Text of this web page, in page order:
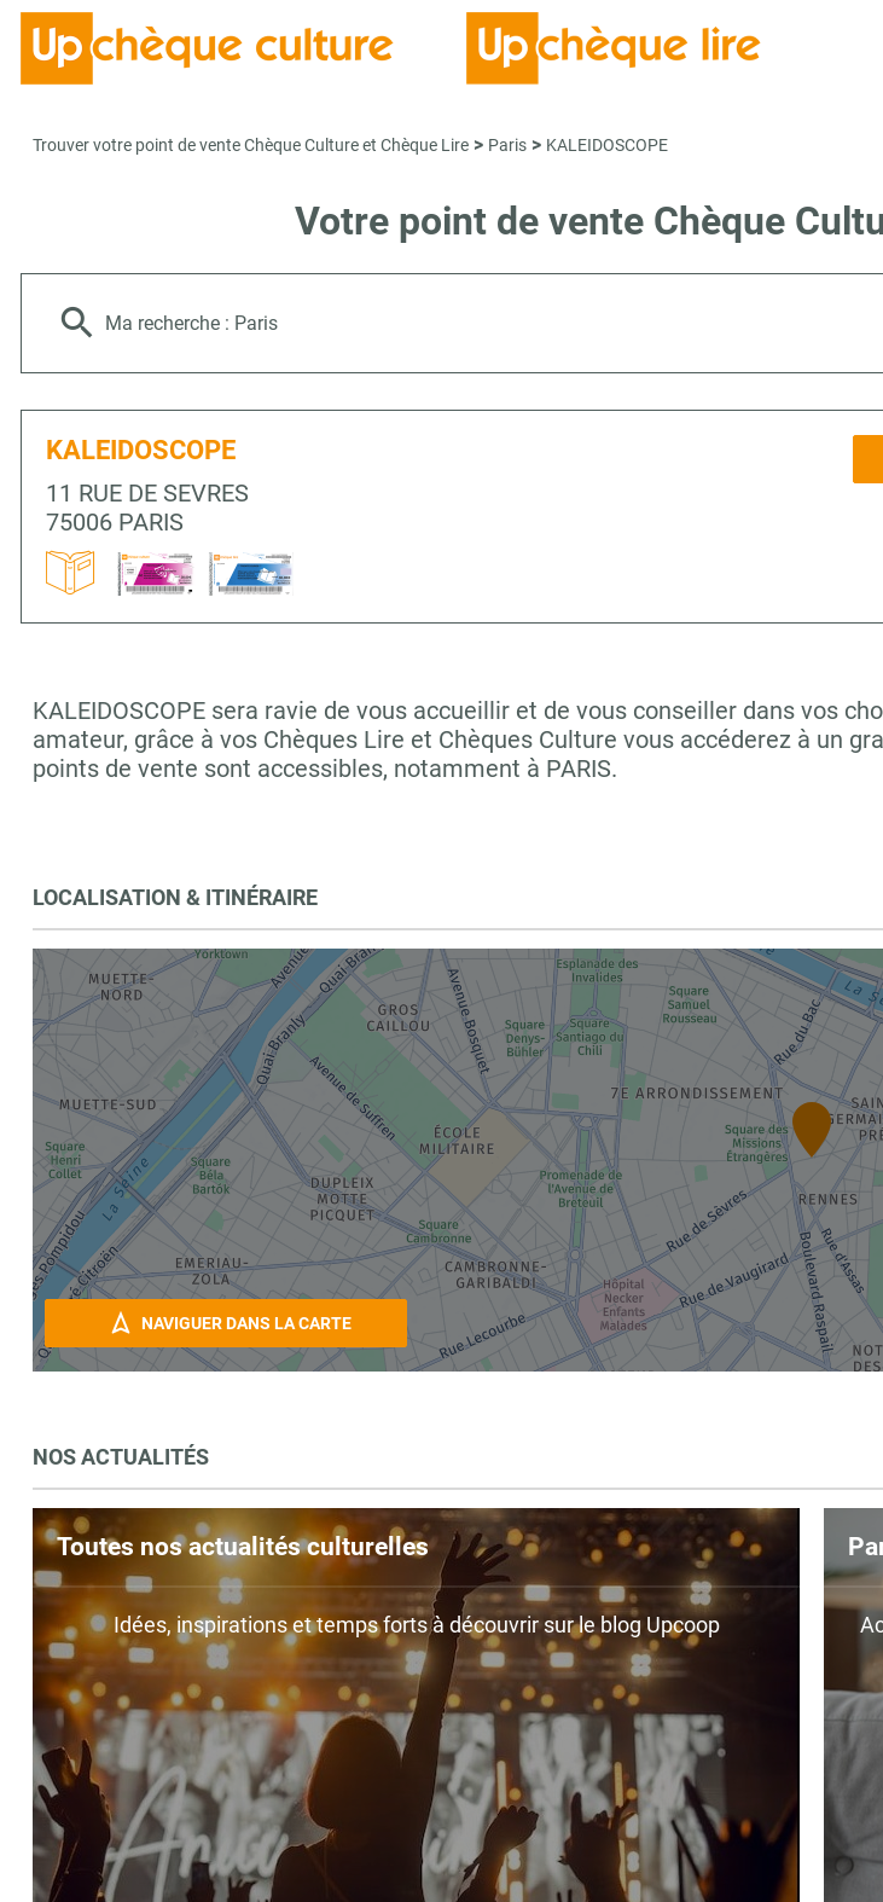
Trouver votre point de vente Chèque Culture et Chèque Lire > Paris > KALEIDOSCOPE
Votre point de vente Chèque
Ma recherche : Paris
KALEIDOSCOPE
11 RUE DE SEVRES
75006 PARIS
KALEIDOSCOPE sera ravie de vous accueillir et de vous conseiller dans vos
amateur, grâce à vos Chèques Lire et Chèques Culture vous accéderez à un
points de vente sont accessibles, notamment à PARIS.
LOCALISATION & ITINÉRAIRE
NAVIGUER DANS LA CARTE
NOS ACTUALITÉS
Toutes nos actualités culturelles
Idées, inspirations et temps forts à découvrir sur le blog Upcoop